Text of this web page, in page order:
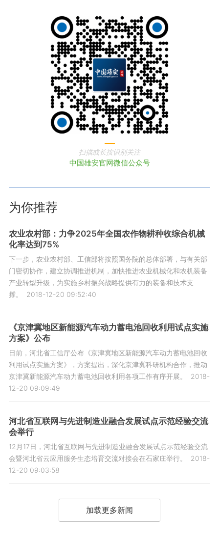
扫描或长按识别关注
中国雄安官网微信公众号
为你推荐
农业农村部：力争2025年全国农作物耕种收综合机械
化率达到75%
下一步，农业农村部、工信部将按照国务院的总体部署，与有关部
门密切协作，建立协调推进机制，加快推进农业机械化和农机装备
产业转型升级，为实施乡村振兴战略提供有力的装备和技术支
撑。
2018-12-20 09:52:40
《京津冀地区新能源汽车动力蓄电池回收利用试点实施
方案》公布
日前，河北省工信厅公布《京津冀地区新能源汽车动力蓄电池回收
利用试点实施方案》，方案提出，深化京津冀科研机构合作，推动
京津冀新能源汽车动力蓄电池回收利用各项工作有序开展。
2018-
12-20 09:09:49
河北省互联网与先进制造业融合发展试点示范经验交流
会举行
12月17日，河北省互联网与先进制造业融合发展试点示范经验交流
会暨河北省云应用服务生态培育交流对接会在石家庄举行。
2018-
12-20 09:03:58
加载更多新闻